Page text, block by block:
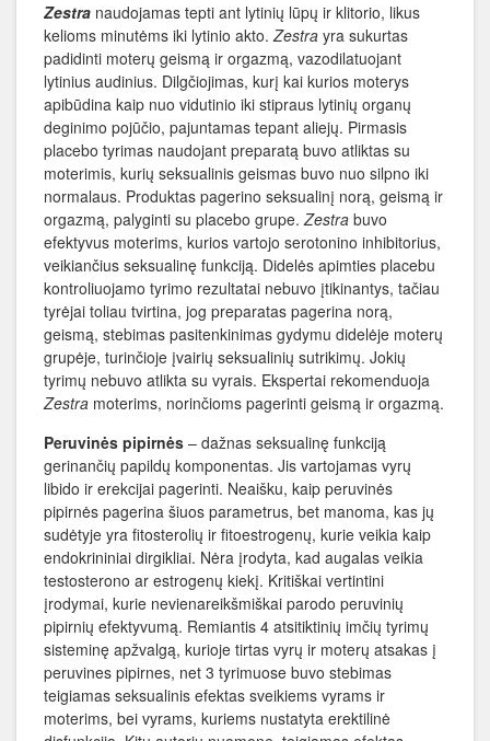
Zestra naudojamas tepti ant lytinių lūpų ir klitorio, likus
kelioms minutėms iki lytinio akto.Zestra yra sukurtas
padidinti moterų geismą ir orgazmą, vazodilatuojant
lytinius audinius. Dilgčiojimas, kurį kai kurios moterys
apibūdina kaip nuo vidutinio iki stipraus lytinių organų
deginimo pojūčio, pajuntamas tepant aliejų. Pirmasis
placebo tyrimas naudojant preparatą buvo atliktas su
moterimis, kurių seksualinis geismas buvo nuo silpno iki
normalaus. Produktas pagerino seksualinį norą, geismą ir
orgazmą, palyginti su placebo grupe.Zestra buvo
efektyvus moterims, kurios vartojo serotonino inhibitorius,
veikiančius seksualinę funkciją. Didelės apimties placebu
kontroliuojamo tyrimo rezultatai nebuvo įtikinantys, tačiau
tyrėjai toliau tvirtina, jog preparatas pagerina norą,
geismą, stebimas pasitenkinimas gydymu didelėje moterų
grupėje, turinčioje įvairių seksualinių sutrikimų. Jokių
tyrimų nebuvo atlikta su vyrais. Ekspertai rekomenduoja
Zestra moterims, norinčioms pagerinti geismą ir orgazmą.
Peruvinės pipirnės – dažnas seksualinę funkciją
gerinančių papildų komponentas. Jis vartojamas vyrų
libido ir erekcijai pagerinti. Neaišku, kaip peruvinės
pipirnės pagerina šiuos parametrus, bet manoma, kas jų
sudėtyje yra fitosterolių ir fitoestrogenų, kurie veikia kaip
endokrininiai dirgikliai. Nėra įrodyta, kad augalas veikia
testosterono ar estrogenų kiekį. Kritiškai vertintini
įrodymai, kurie nevienareikšmiškai parodo peruvinių
pipirnių efektyvumą. Remiantis 4 atsitiktinių imčių tyrimų
sisteminę apžvalgą, kurioje tirtas vyrų ir moterų atsakas į
peruvines pipirnes, net 3 tyrimuose buvo stebimas
teigiamas seksualinis efektas sveikiems vyrams ir
moterims, bei vyrams, kuriems nustatyta erektilinė